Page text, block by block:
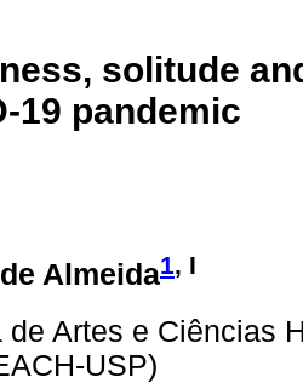
solitude
19 pandemic
Almeida1, I
de Artes e Ciências
USP)